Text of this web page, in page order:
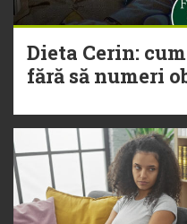
Dieta Cerin:
fără să numeri